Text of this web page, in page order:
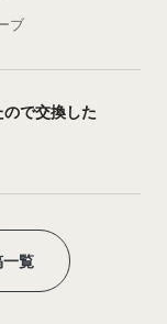
ブ
で交換した
覧